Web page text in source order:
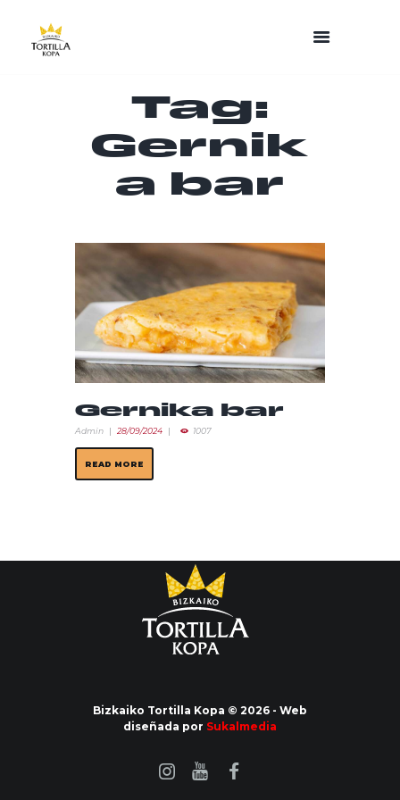
Tag:
Gernik
a bar
Gernika bar
Admin 28/09/2024 1007
READ MORE
Bizkaiko Tortilla Kopa © 2026 - Web
diseñada por Sukalmedia